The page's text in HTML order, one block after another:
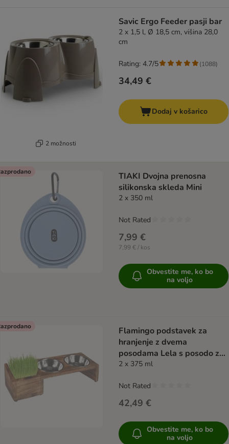
2 možnosti
Savic Ergo Feeder pasji bar
2 x 1,5 l, Ø 18,5 cm, višina 28,0
cm
34,49 €
Rating: 4.7/5 (1088)
Dodaj v košarico
TIAKI Dvojna prenosna
silikonska skleda Mini
2 x 350 ml
7,99 €
7,99 € / kos
Not Rated
Obvestite me, ko bo
na voljo
Flamingo podstavek za
hranjenje z dvema
posodama Lela s posodo za
mačjo travo
2 x 375 ml
42,49 €
Not Rated
Obvestite me, ko bo
na voljo